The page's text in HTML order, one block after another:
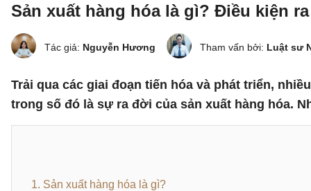
Sản xuất hàng hóa là gì? Điều kiện
Tác giả: Nguyễn Hương Tham vấn bởi: Luật sư
Trải qua các giai đoạn tiến hóa và phát triển,
trong số đó là sự ra đời của sản xuất hàng hóa.
1. Sản xuất hàng hóa là gì?